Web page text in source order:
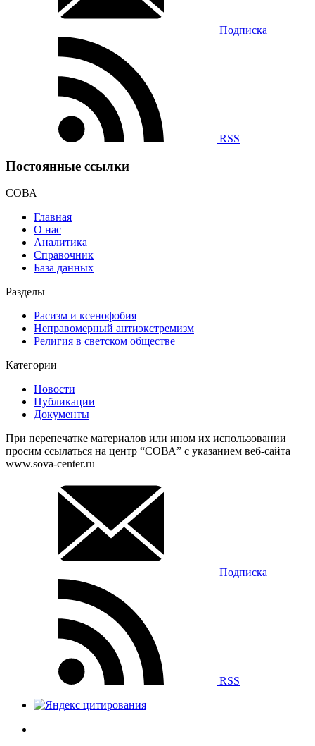
Подписка
RSS
Постоянные ссылки
СОВА
Главная
О нас
Аналитика
Справочник
База данных
Разделы
Расизм и ксенофобия
Неправомерный антиэкстремизм
Религия в светском обществе
Категории
Новости
Публикации
Документы
При перепечатке материалов или ином их использовании
просим ссылаться на центр “СОВА” с указанием веб-сайта
www.sova-center.ru
Подписка
RSS